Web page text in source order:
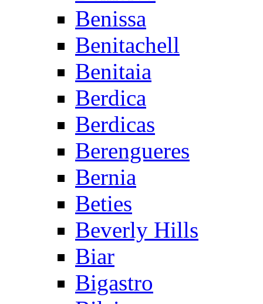
Benissa
Benitachell
Benitaia
Berdica
Berdicas
Berengueres
Bernia
Beties
Beverly Hills
Biar
Bigastro